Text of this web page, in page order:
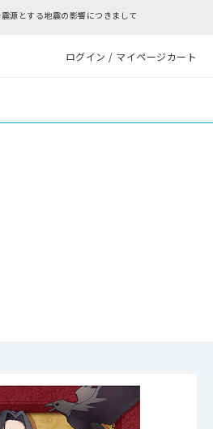
して
ログイン / マイページカート